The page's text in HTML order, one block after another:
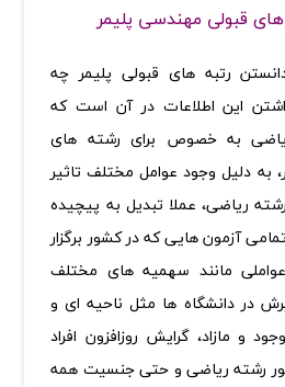
قبولی مهندسی پلیمر
رتبه های قبولی پلیمر چه
این اطلاعات در آن است که
به خصوص برای رشته های
به دلیل وجود عوامل مختلف تاثیر
ریاضی، عملا تبدیل به پیچیده
آزمون هایی که در کشور برگزار
مانند سهمیه های مختلف
در دانشگاه ها مثل ناحیه ای و
و مازاد، گرایش روزافزون افراد
رشته ریاضی و حتی جنسیت همه